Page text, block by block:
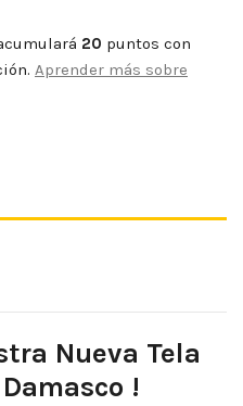
20 puntos con
Aprender más sobre
Nueva Tela
!